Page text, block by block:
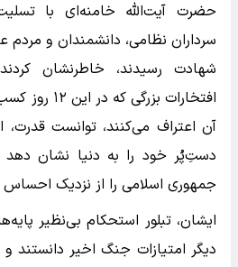
حضرت آیت‌الله خامنه‌ای با
سرداران نظامی، دانشمندان و مردم
شهادت رسیدند، خاطرنشان
افتخارات
آن اعتراف می‌کنند، توانست قدرت،
دست‌ِپُر خود را به دنیا نشان
جمهوری اسلامی را از نزدیک احساس
ایشان، تبلور استحکام بی‌نظیر
دیگر امتیازات جنگ اخیر دانستند و